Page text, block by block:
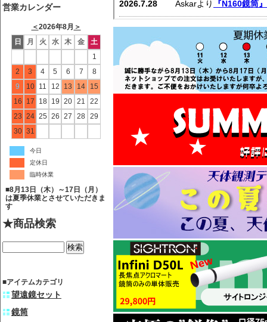
営業カレンダー
＜2026年8月 ＞
日
月 火 水 木 金
土
1
2
3 4 5 6 7
8
9
10 11 12 13 14
15
16
17 18 19 20 21
22
23 24 25 26 27 28 29
30 31
今日
定休日
臨時休業
■8月13日（木）～17日（月）
は夏季休業とさせていただきま
す
★商品検索
■アイテムカテゴリ
望遠鏡セット
鏡筒